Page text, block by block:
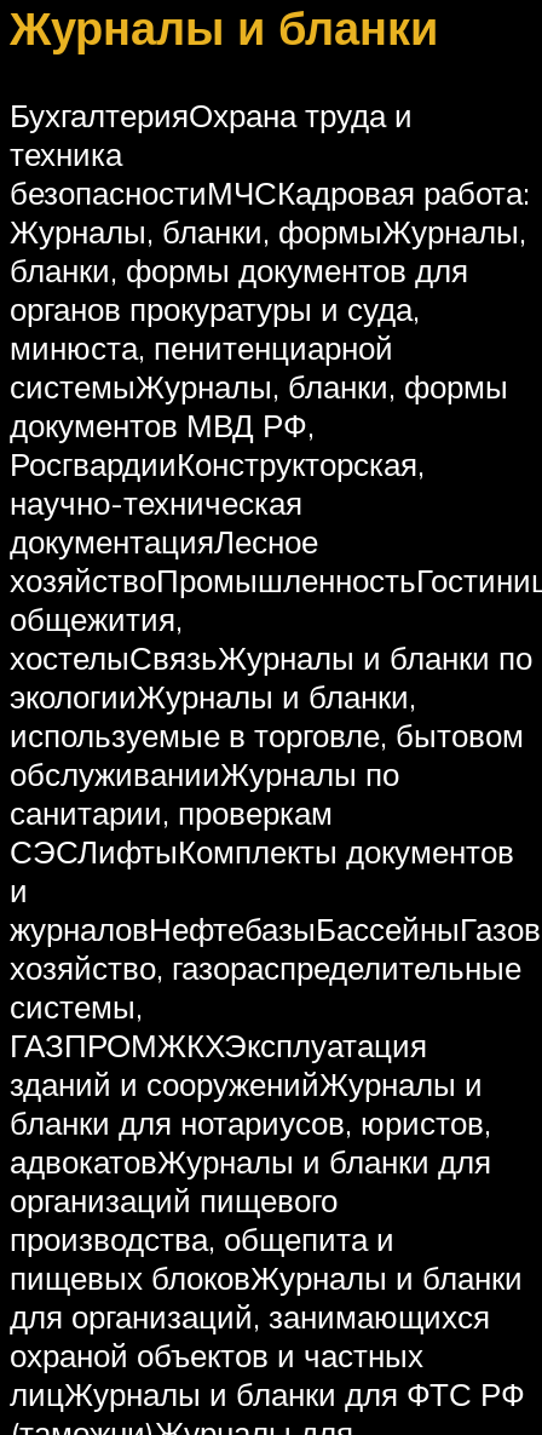
Журналы и бланки
БухгалтерияОхрана труда и
техника
безопасностиМЧСКадровая работа:
Журналы, бланки, формыЖурналы,
бланки, формы документов для
органов прокуратуры и суда,
минюста, пенитенциарной
системыЖурналы, бланки, формы
документов МВД РФ,
РосгвардииКонструкторская,
научно-техническая
документацияЛесное
общежития,
хостелыСвязьЖурналы и бланки по
экологииЖурналы и бланки,
используемые в торговле, бытовом
обслуживанииЖурналы по
санитарии, проверкам
СЭСЛифтыКомплекты документов
и
хозяйство, газораспределительные
системы,
ГАЗПРОМЖКХЭксплуатация
зданий и сооруженийЖурналы и
бланки для нотариусов, юристов,
адвокатовЖурналы и бланки для
организаций пищевого
производства, общепита и
пищевых блоковЖурналы и бланки
для организаций, занимающихся
охраной объектов и частных
лицЖурналы и бланки для ФТС РФ